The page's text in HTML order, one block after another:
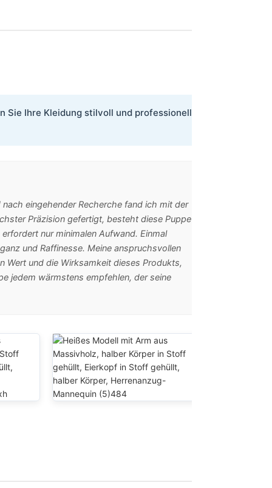
Ihre Kleidung stilvoll und professionell!
eingehender Recherche fand ich mit der
Präzision gefertigt, besteht diese Puppe
nur minimalen Aufwand. Einmal
und Raffinesse. Meine anspruchsvollen
Wert und die Wirksamkeit dieses Produkts,
jedem wärmstens empfehlen, der seine